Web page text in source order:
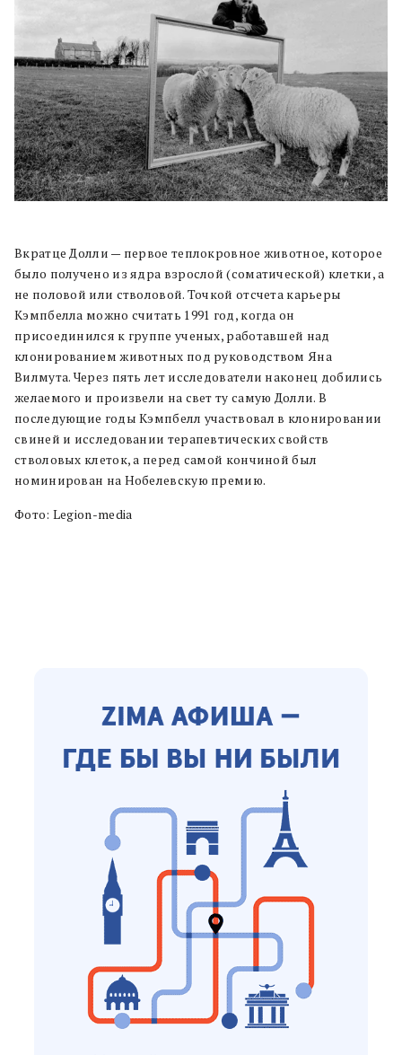
Вкратце Долли — первое теплокровное животное, которое
было получено из ядра взрослой (соматической) клетки, а
не половой или стволовой. Точкой отсчета карьеры
Кэмпбелла можно считать 1991 год, когда он
присоединился к группе ученых, работавшей над
клонированием животных под руководством Яна
Вилмута. Через пять лет исследователи наконец добились
желаемого и произвели на свет ту самую Долли. В
последующие годы Кэмпбелл участвовал в клонировании
свиней и исследовании терапевтических свойств
стволовых клеток, а перед самой кончиной был
номинирован на Нобелевскую премию.
Фото: Legion-media